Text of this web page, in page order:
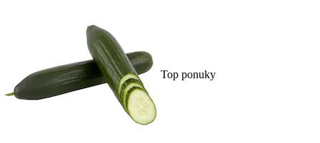
Top ponuky